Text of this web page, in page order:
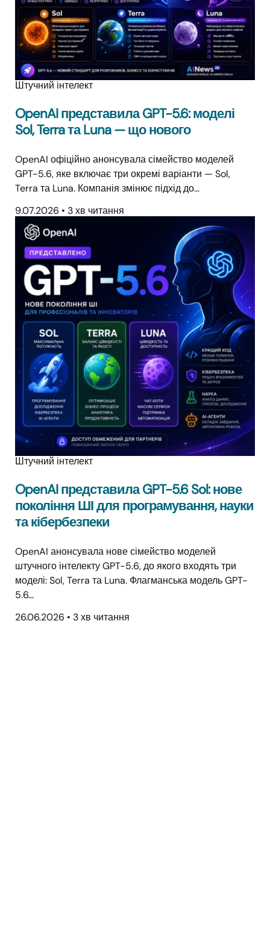
Штучний інтелект
OpenAI представила GPT-5.6: моделі
Sol, Terra та Luna — що нового
OpenAI офіційно анонсувала сімейство моделей
GPT-5.6, яке включає три окремі варіанти — Sol,
Terra та Luna. Компанія змінює підхід до…
9.07.2026 • 3 хв читання
Штучний інтелект
OpenAI представила GPT-5.6 Sol: нове
покоління ШІ для програмування, науки
та кібербезпеки
OpenAI анонсувала нове сімейство моделей
штучного інтелекту GPT-5.6, до якого входять три
моделі: Sol, Terra та Luna. Флагманська модель GPT-
5.6…
26.06.2026 • 3 хв читання